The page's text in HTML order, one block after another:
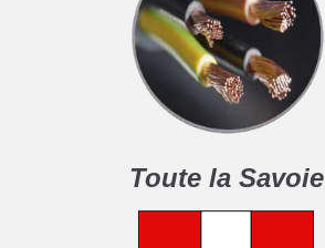
Toute la Savoie